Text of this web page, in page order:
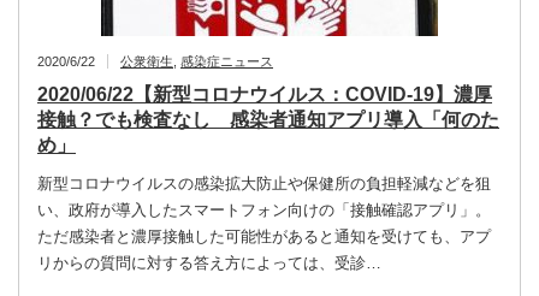
2020/6/22 公衆衛生 感染症ニュース
2020/06/22【新型コロナウイルス：COVID-19】濃厚
接触？でも検査なし 感染者通知アプリ導入「何のた
め」
新型コロナウイルスの感染拡大防止や保健所の負担軽減などを狙
い、政府が導入したスマートフォン向けの「接触確認アプリ」。
ただ感染者と濃厚接触した可能性があると通知を受けても、アプ
リからの質問に対する答え方によっては、受診…